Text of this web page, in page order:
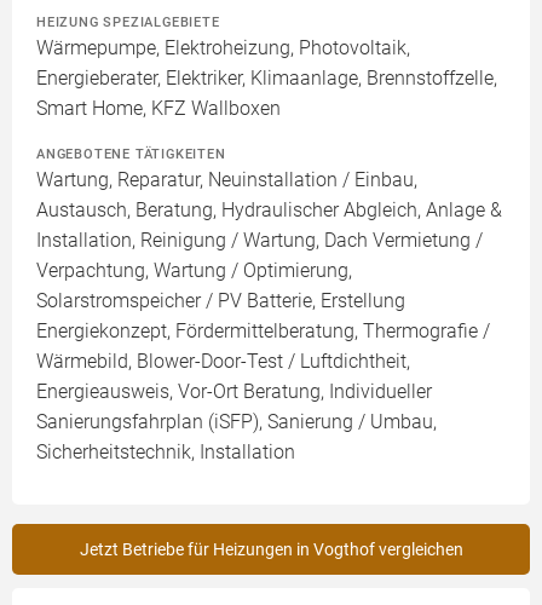
HEIZUNG SPEZIALGEBIETE
Wärmepumpe, Elektroheizung, Photovoltaik,
Energieberater, Elektriker, Klimaanlage, Brennstoffzelle,
Smart Home, KFZ Wallboxen
ANGEBOTENE TÄTIGKEITEN
Wartung, Reparatur, Neuinstallation / Einbau,
Austausch, Beratung, Hydraulischer Abgleich, Anlage &
Installation, Reinigung / Wartung, Dach Vermietung /
Verpachtung, Wartung / Optimierung,
Solarstromspeicher / PV Batterie, Erstellung
Energiekonzept, Fördermittelberatung, Thermografie /
Wärmebild, Blower-Door-Test / Luftdichtheit,
Energieausweis, Vor-Ort Beratung, Individueller
Sanierungsfahrplan (iSFP), Sanierung / Umbau,
Sicherheitstechnik, Installation
Jetzt Betriebe für Heizungen in Vogthof vergleichen